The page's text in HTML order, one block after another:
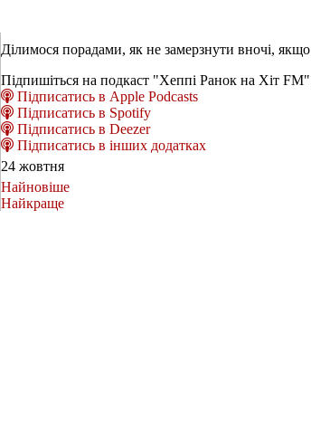
Ділимося порадами, як не замерзнути вночі,
Підпишіться на подкаст "Хеппі Ранок на Хіт
Підписатись в Apple Podcasts
Підписатись в Spotify
Підписатись в Deezer
Підписатись в інших додатках
24 жовтня
Найновіше
Найкраще